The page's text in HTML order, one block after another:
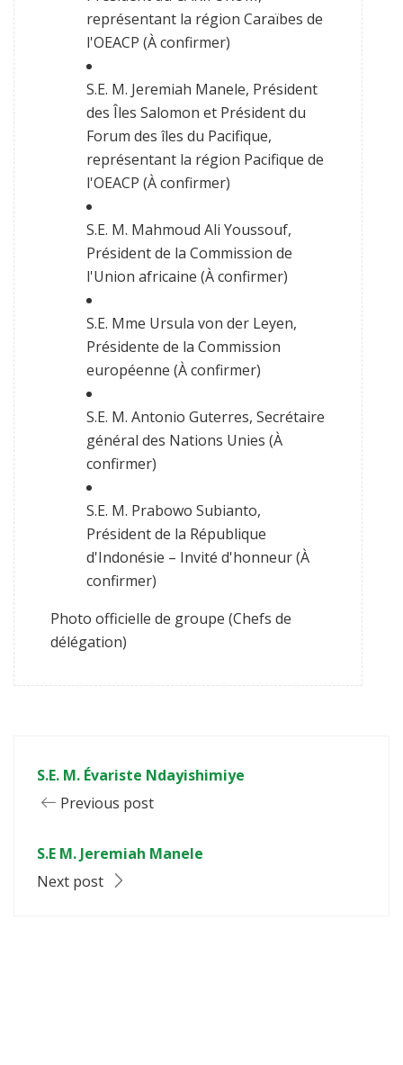
représentant la région Caraïbes de
l'OEACP (À confirmer)
S.E. M. Jeremiah Manele, Président
des Îles Salomon et Président du
Forum des îles du Pacifique,
représentant la région Pacifique de
l'OEACP (À confirmer)
S.E. M. Mahmoud Ali Youssouf,
Président de la Commission de
l'Union africaine (À confirmer)
S.E. Mme Ursula von der Leyen,
Présidente de la Commission
européenne (À confirmer)
S.E. M. Antonio Guterres, Secrétaire
général des Nations Unies (À
confirmer)
S.E. M. Prabowo Subianto,
Président de la République
d'Indonésie – Invité d'honneur (À
confirmer)
Photo officielle de groupe (Chefs de
délégation)
S.E. M. Évariste Ndayishimiye
Previous post
S.E M. Jeremiah Manele
Next post